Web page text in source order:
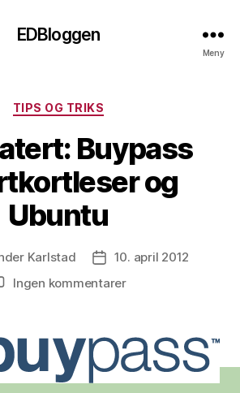
EDBloggen
Meny
Kategorier
TIPS OG TRIKS
Buypass
og
Ubuntu
Karlstad Publiseringsdato
10. april 2012
Ingen kommentarertil
smartkortleser
og
Ubuntu